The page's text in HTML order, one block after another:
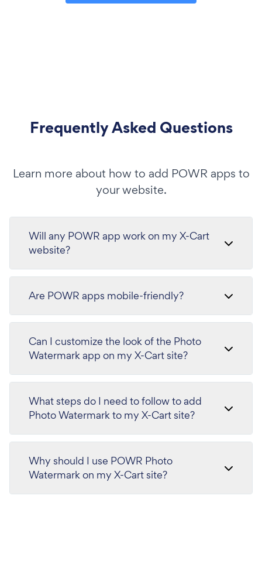
Frequently Asked Questions
Learn more about how to add POWR apps to
your website.
Will any POWR app work on my X-Cart
website?
Are POWR apps mobile-friendly?
Can I customize the look of the Photo
Watermark app on my X-Cart site?
What steps do I need to follow to add
Photo Watermark to my X-Cart site?
Why should I use POWR Photo
Watermark on my X-Cart site?